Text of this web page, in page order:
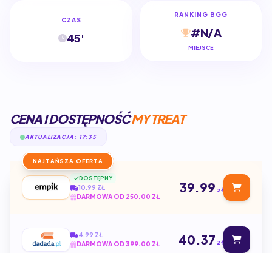
CZAS
45'
RANKING BGG
#N/A
MIEJSCE
CENA I DOSTĘPNOŚĆMY TREAT
AKTUALIZACJA: 17:35
NAJTAŃSZA OFERTA
DOSTĘPNY
10.99 ZŁ
DARMOWA OD 250.00 ZŁ
39.99 zł
4.99 ZŁ
DARMOWA OD 399.00 ZŁ
40.37 zł